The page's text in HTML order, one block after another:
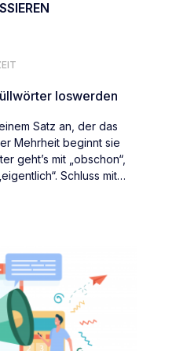
loswerden
Satz an, der das
Mehrheit beginnt sie
geht’s mit „obschon“,
Schluss mit